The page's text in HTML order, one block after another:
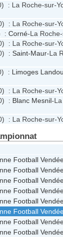
: La Roche-sur-
: La Roche-sur-
: Corné-La
: La Roche-sur-
: Saint-Maur-La
: Limoges
: La Roche-sur-
: Blanc Mesnil-
: La Roche-sur-
Football
Football
Football
Football
Football
Football
Football
Football